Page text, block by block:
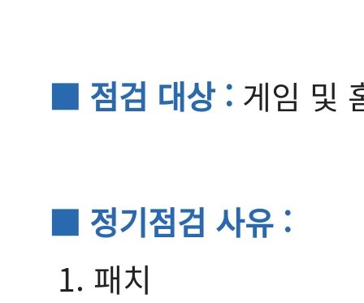
■ 점검 대상 : 게임 및
■ 정기점검 사유 :
1. 패치